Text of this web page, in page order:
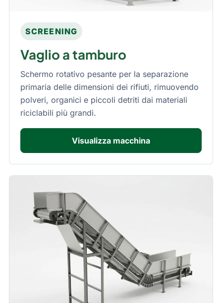
SCREENING
Vaglio a tamburo
Schermo rotativo pesante per la separazione
primaria delle dimensioni dei rifiuti, rimuovendo
polveri, organici e piccoli detriti dai materiali
riciclabili più grandi.
Visualizza macchina